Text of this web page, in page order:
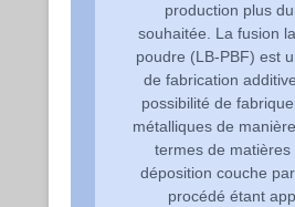
production plus
souhaitée. La fusion
poudre (LB-PBF) est
de fabrication
possibilité de
métalliques de
termes de matières
déposition couche
procédé étant